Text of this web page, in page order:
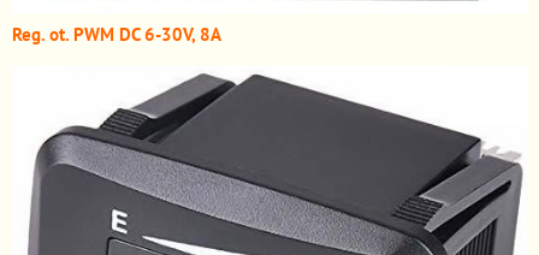
Reg. ot. PWM DC 6-30V, 8A